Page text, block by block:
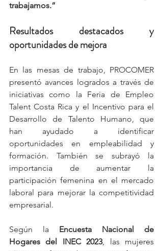
trabajamos.”
Resultados destacados y
oportunidades de mejora
En las mesas de trabajo, PROCOMER
presentó avances logrados a través de
iniciativas como la Feria de Empleo
Talent Costa Rica y el Incentivo para el
Desarrollo de Talento Humano, que
han ayudado a identificar
oportunidades en empleabilidad y
formación. También se subrayó la
importancia de aumentar la
participación femenina en el mercado
laboral para mejorar la competitividad
empresarial.
Según la Encuesta Nacional de
Hogares del INEC 2023, las mujeres